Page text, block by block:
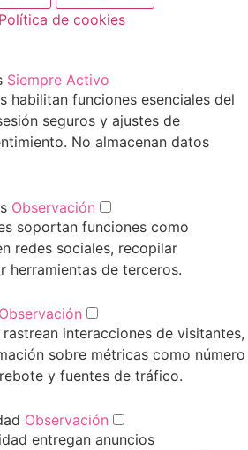
Política de cookies
Siempre Activo
habilitan funciones esenciales del
seguros y ajustes de
No almacenan datos
Observación
soportan funciones como
redes sociales, recopilar
herramientas de terceros.
Observación
interacciones de visitantes,
sobre métricas como número
y fuentes de tráfico.
Observación
entregan anuncios